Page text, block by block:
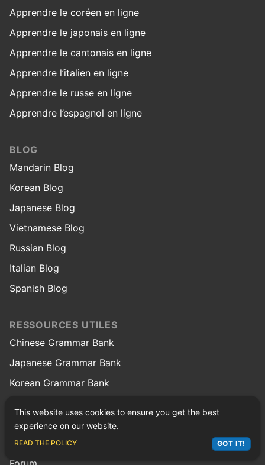
Apprendre le coréen en ligne
Apprendre le japonais en ligne
Apprendre le cantonais en ligne
Apprendre l’italien en ligne
Apprendre le russe en ligne
Apprendre l’espagnol en ligne
BLOG
Mandarin Blog
Korean Blog
Japanese Blog
Vietnamese Blog
Russian Blog
Italian Blog
Spanish Blog
RESSOURCES UTILES
Chinese Grammar Bank
Japanese Grammar Bank
Korean Grammar Bank
Italian Grammar Bank
Spanish Grammar Bank
This website uses cookies to ensure you get the best
experience on our website.
READ THE POLICY GOT IT!
ASK LEX